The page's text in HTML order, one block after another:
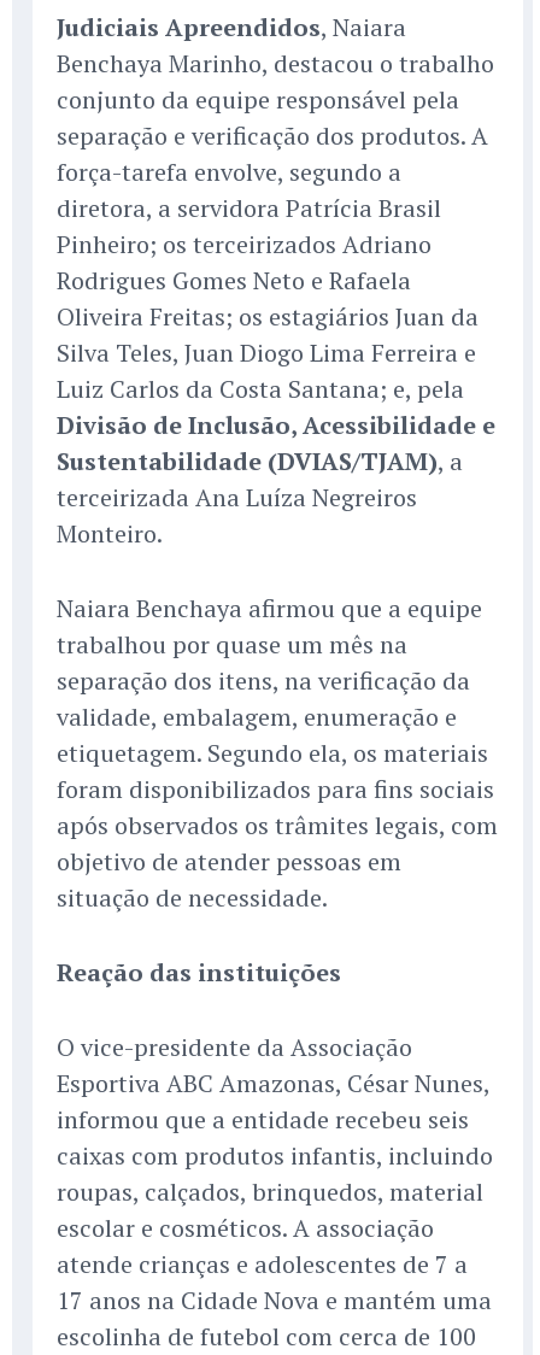
Judiciais Apreendidos, Naiara
Benchaya Marinho, destacou o trabalho
conjunto da equipe responsável pela
separação e verificação dos produtos. A
força-tarefa envolve, segundo a
diretora, a servidora Patrícia Brasil
Pinheiro; os terceirizados Adriano
Rodrigues Gomes Neto e Rafaela
Oliveira Freitas; os estagiários Juan da
Silva Teles, Juan Diogo Lima Ferreira e
Luiz Carlos da Costa Santana; e, pela
Divisão de Inclusão, Acessibilidade e
Sustentabilidade (DVIAS/TJAM), a
terceirizada Ana Luíza Negreiros
Monteiro.
Naiara Benchaya afirmou que a equipe
trabalhou por quase um mês na
separação dos itens, na verificação da
validade, embalagem, enumeração e
etiquetagem. Segundo ela, os materiais
foram disponibilizados para fins sociais
após observados os trâmites legais, com
objetivo de atender pessoas em
situação de necessidade.
Reação das instituições
O vice-presidente da Associação
Esportiva ABC Amazonas, César Nunes,
informou que a entidade recebeu seis
caixas com produtos infantis, incluindo
roupas, calçados, brinquedos, material
escolar e cosméticos. A associação
atende crianças e adolescentes de 7 a
17 anos na Cidade Nova e mantém uma
escolinha de futebol com cerca de 100